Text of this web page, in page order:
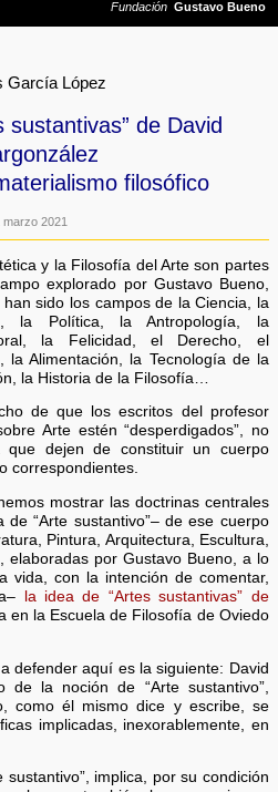
García López
sustantivas” de David
filosófico
marzo 2021
y la Filosofía del Arte son partes
explorado por Gustavo Bueno,
han sido los campos de la Ciencia, la
la Política, la Antropología, la
la Felicidad, el Derecho, el
la Alimentación, la Tecnología de la
la Historia de la Filosofía…
de que los escritos del profesor
Arte estén “desperdigados”, no
que dejen de constituir un cuerpo
correspondientes.
mostrar las doctrinas centrales
“Arte sustantivo”– de ese cuerpo
Pintura, Arquitectura, Escultura,
elaboradas por Gustavo Bueno, a lo
vida, con la intención de comentar,
la idea de “Artes sustantivas” de
en la Escuela de Filosofía de Oviedo
defender aquí es la siguiente: David
de la noción de “Arte sustantivo”,
como él mismo dice y escribe, se
implicadas, inexorablemente, en
sustantivo”, implica, por su condición